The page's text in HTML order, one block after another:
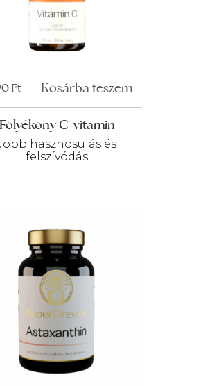
Folyékony C-vitamin
hasznosulás és
felszívódás
Ft Kosárba teszem